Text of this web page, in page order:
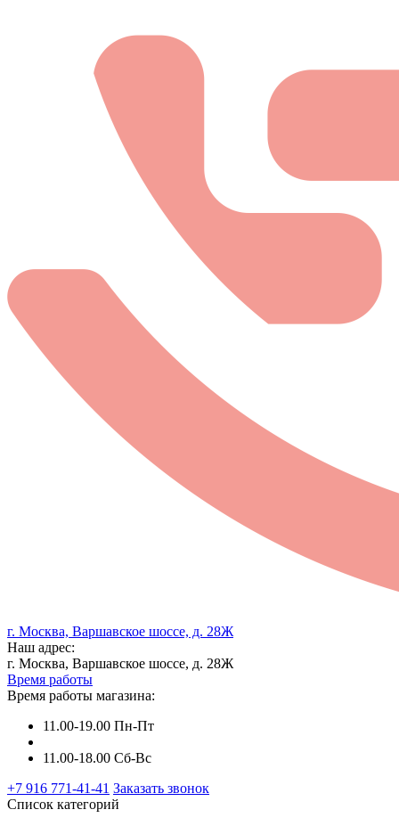
г. Москва, Варшавское шоссе, д. 28Ж
Наш адрес:
г. Москва, Варшавское шоссе, д. 28Ж
Время работы
Время работы магазина:
11.00-19.00 Пн-Пт
11.00-18.00 Сб-Вс
+7 916 771-41-41 Заказать звонок
Список категорий